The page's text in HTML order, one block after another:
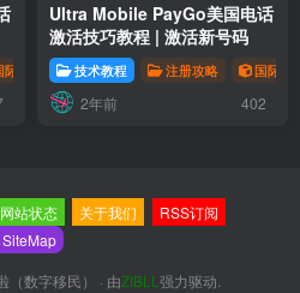
电话
Ultra Mobile PayGo美国电话
激活技巧教程 | 激活新号码
技术教程 注册攻略 国际电
2年前 402
网站状态 关于我们
RSS订阅
SiteMap
（数字移民） · 由ZIBLL强力驱动.